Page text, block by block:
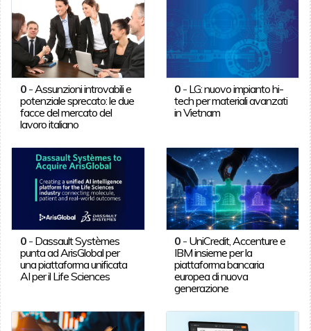
0- Assunzioni introvabili e
potenziale sprecato: le due
facce del mercato del
lavoro italiano
0 - LG: nuovo impianto hi-
tech per materiali avanzati
in Vietnam
0- Dassault Systèmes
punta ad ArisGlobal per
una piattaforma unificata
AI per il Life Sciences
0 - UniCredit, Accenture e
IBM insieme per la
piattaforma bancaria
europea di nuova
generazione